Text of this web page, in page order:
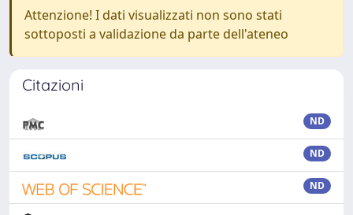
Attenzione! I dati visualizzati non sono stati
sottoposti a validazione da parte dell'ateneo
Citazioni
ND
ND
ND